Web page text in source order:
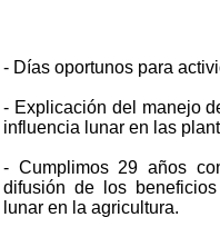
- Días oportunos para
- Explicación del manejo
influencia lunar en las
- Cumplimos 29 años
difusión de los
lunar en la agricultura.